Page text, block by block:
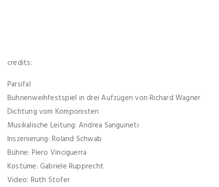
credits:
Parsifal
Bühnenweihfestspiel in drei Aufzügen von Richard Wagner
Dichtung vom Komponisten
Musikalische Leitung: Andrea Sanguineti
Inszenierung: Roland Schwab
Bühne: Piero Vinciguerra
Kostüme: Gabriele Rupprecht
Video: Ruth Stofer